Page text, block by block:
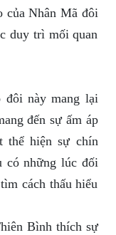
của Nhân Mã đôi
duy trì mối quan
đôi này mang lại
đến sự ấm áp
thể hiện sự chín
có những lúc đối
cách thấu hiểu
Bình thích sự